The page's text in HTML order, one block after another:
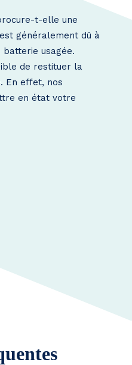
t-elle une
généralement dû à
usagée.
de restituer la
En effet, nos
en état votre